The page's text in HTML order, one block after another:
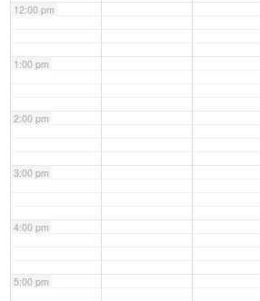
12:00 pm
1:00 pm
2:00 pm
3:00 pm
4:00 pm
5:00 pm